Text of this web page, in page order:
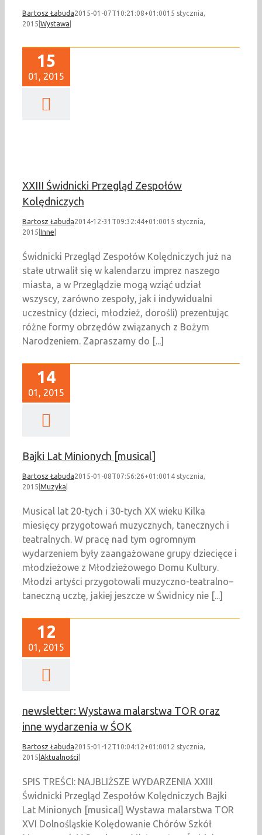
Bartosz Łabuda2015-01-07T10:21:08+01:0015 stycznia,
2015 Wystawa
15
01, 2015
Przegląd
XXIII Świdnicki Przegląd Zespołów
Kolędniczych
Bartosz Łabuda2014-12-31T09:32:44+01:0015 stycznia,
2015 Inne
Świdnicki Przegląd Zespołów Kolędniczych już na
stałe utrwalił się w kalendarzu imprez naszego
miasta, a w Przeglądzie mogą wziąć udział
wszyscy, zarówno zespoły, jak i indywidualni
uczestnicy (dzieci, młodzież, dorośli) prezentując
różne formy obrzędów związanych z Bożym
Narodzeniem. Zapraszamy do [...]
14
01, 2015
Bajki Lat Minionych [musical]
Bartosz Łabuda2015-01-08T07:56:26+01:0014 stycznia,
2015 Muzyka
Musical lat 20-tych i 30-tych XX wieku Kilka
miesięcy przygotowań muzycznych, tanecznych i
teatralnych. W pracę nad tym ogromnym
wydarzeniem były zaangażowane grupy dziecięce i
młodzieżowe z Młodzieżowego Domu Kultury.
Młodzi artyści przygotowali muzyczno-teatralno–
taneczną ucztę, jakiej jeszcze w Świdnicy nie [...]
12
01, 2015
newsletter: Wystawa malarstwa TOR oraz
inne wydarzenia w ŚOK
Bartosz Łabuda2015-01-12T10:04:12+01:0012 stycznia,
2015 Aktualności
SPIS TREŚCI: NAJBLIŻSZE WYDARZENIA XXIII
Świdnicki Przegląd Zespołów Kolędniczych Bajki
Lat Minionych [musical] Wystawa malarstwa TOR
XVI Dolnośląskie Kolędowanie Chórów Szkół